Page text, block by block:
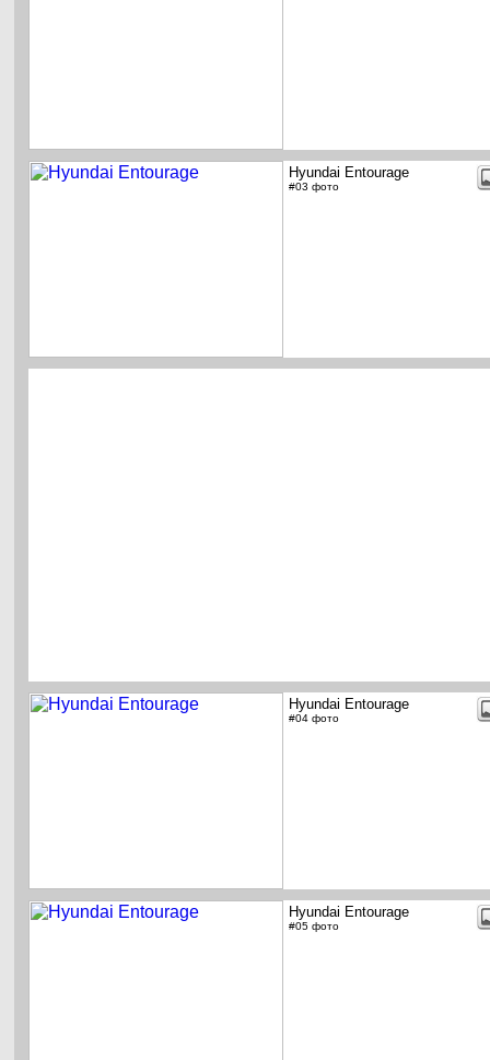
Hyundai Entourage
#03 фото
Hyundai Entourage
#04 фото
Hyundai Entourage
#05 фото